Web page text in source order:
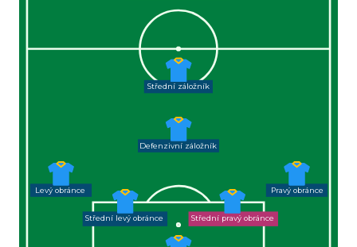
Pravý obránce
Levý obránce
Defenzivní záložník
Střední záložník
Střední pravý obránce
Střední levý obránce